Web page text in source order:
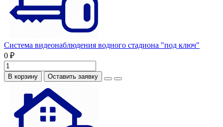
Система видеонаблюдения водного стадиона "под ключ"
0 ₽
В корзину Оставить заявку